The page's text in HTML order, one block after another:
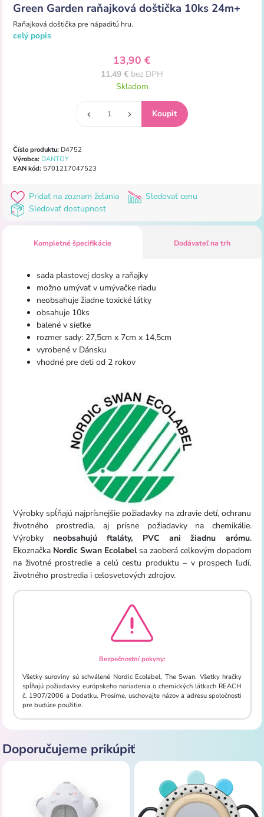
Green Garden raňajková doštička 10ks 24m+
Raňajková doštička pre nápaditú hru.
celý popis
13,90 €
11,49 € bez DPH
Skladom
Číslo produktu:D4752
Výrobca: DANTOY
EAN kód:5701217047523
Pridať na zoznam želania
Sledovať cenu
Sledovať dostupnost
Kompletné špecifikácie Dodávateľ na trh
sada plastovej dosky a raňajky
možno umývať v umývačke riadu
neobsahuje žiadne toxické látky
obsahuje 10ks
balené v sieťke
rozmer sady: 27,5cm x 7cm x 14,5cm
vyrobené v Dánsku
vhodné pre deti od 2 rokov
Výrobky spĺňajú najprísnejšie požiadavky na zdravie detí, ochranu
životného prostredia, aj prísne požiadavky na chemikálie.
Výrobky neobsahujú ftaláty, PVC ani žiadnu arómu.
Ekoznačka Nordic Swan Ecolabelsa zaoberá celkovým dopadom
na životné prostredie a celú cestu produktu – v prospech ľudí,
životného prostredia i celosvetových zdrojov.
Bezpečnostní pokyny:
Všetky suroviny sú schválené Nordic Ecolabel, The Swan. Všetky hračky
spĺňajú požiadavky európskeho nariadenia o chemických látkach REACH
č. 1907/2006 a Dodatku. Prosíme, uschovajte názov a adresu spoločnosti
pre budúce použitie.
Doporučujeme prikúpiť